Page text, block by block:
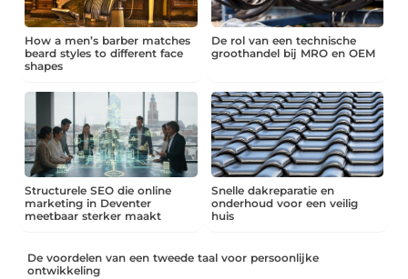
How a men’s barber matches
beard styles to different face
shapes
De rol van een technische
groothandel bij MRO en OEM
Structurele SEO die online
marketing in Deventer
meetbaar sterker maakt
Snelle dakreparatie en
onderhoud voor een veilig
huis
De voordelen van een tweede taal voor persoonlijke
ontwikkeling